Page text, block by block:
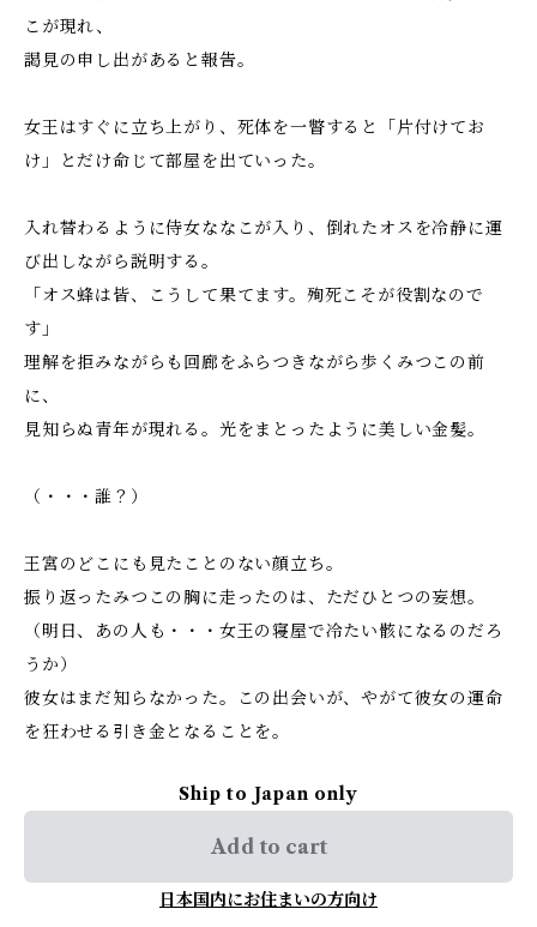
こが現れ、
謁見の申し出があると報告。
女王はすぐに立ち上がり、死体を一瞥すると「片付けてお
け」とだけ命じて部屋を出ていった。
入れ替わるように侍女ななこが入り、倒れたオスを冷静に運
び出しながら説明する。
「オス蜂は皆、こうして果てます。殉死こそが役割なので
す」
理解を拒みながらも回廊をふらつきながら歩くみつこの前
に、
見知らぬ青年が現れる。光をまとったように美しい金髪。
（・・・誰？）
王宮のどこにも見たことのない顔立ち。
振り返ったみつこの胸に走ったのは、ただひとつの妄想。
（明日、あの人も・・・女王の寝屋で冷たい骸になるのだろ
うか）
彼女はまだ知らなかった。この出会いが、やがて彼女の運命
を狂わせる引き金となることを。
Ship to Japan only
Add to cart
日本国内にお住まいの方向け